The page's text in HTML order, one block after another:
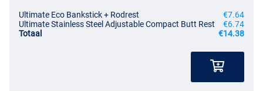
Ultimate Eco Bankstick + Rodrest
€7.64
Ultimate Stainless Steel Adjustable Compact Butt Rest
€6.74
Totaal
€14.38